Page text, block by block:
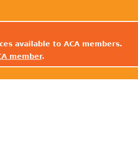
available to ACA members.
member.